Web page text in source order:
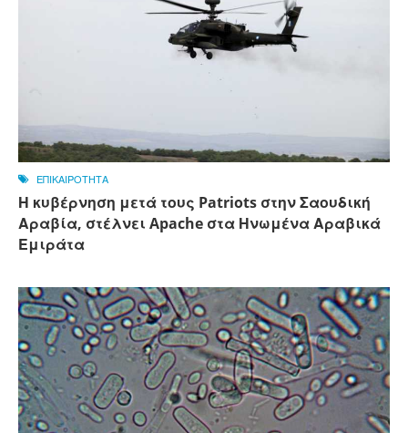
ΕΠΙΚΑΙΡΟΤΗΤΑ
Η κυβέρνηση μετά τους Patriots στην Σαουδική
Αραβία, στέλνει Apache στα Ηνωμένα Αραβικά
Εμιράτα